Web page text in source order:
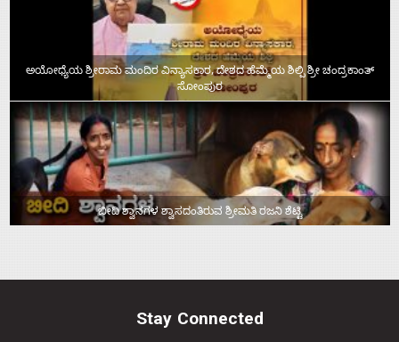
ಅಯೋಧ್ಯೆಯ ಶ್ರೀರಾಮ ಮಂದಿರ ವಿನ್ಯಾಸಕಾರ, ದೇಶದ ಹೆಮ್ಮೆಯ ಶಿಲ್ಪಿ ಶ್ರೀ ಚಂದ್ರಕಾಂತ್‌
ಸೋಂಪುರ
ಬೀದಿ ಶ್ವಾನಗಳ ಶ್ವಾಸದಂತಿರುವ ಶ್ರೀಮತಿ ರಜನಿ ಶೆಟ್ಟಿ
Stay Connected